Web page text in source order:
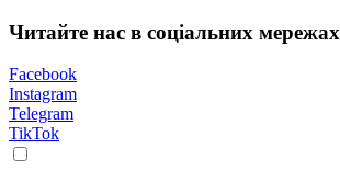
Читайте нас в соціальних мережах
Facebook
Instagram
Telegram
TikTok